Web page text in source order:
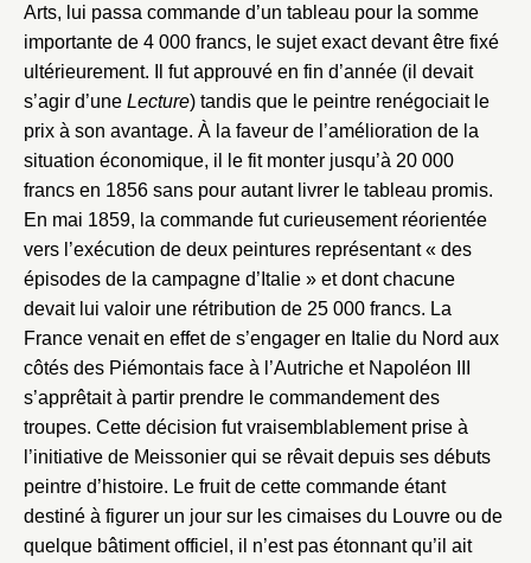
Arts, lui passa commande d’un tableau pour la somme
importante de 4 000 francs, le sujet exact devant être fixé
ultérieurement. Il fut approuvé en fin d’année (il devait
s’agir d’une Lecture) tandis que le peintre renégociait le
prix à son avantage. À la faveur de l’amélioration de la
situation économique, il le fit monter jusqu’à 20 000
francs en 1856 sans pour autant livrer le tableau promis.
En mai 1859, la commande fut curieusement réorientée
vers l’exécution de deux peintures représentant « des
épisodes de la campagne d’Italie » et dont chacune
devait lui valoir une rétribution de 25 000 francs. La
France venait en effet de s’engager en Italie du Nord aux
côtés des Piémontais face à l’Autriche et Napoléon III
s’apprêtait à partir prendre le commandement des
troupes. Cette décision fut vraisemblablement prise à
l’initiative de Meissonier qui se rêvait depuis ses débuts
peintre d’histoire. Le fruit de cette commande étant
destiné à figurer un jour sur les cimaises du Louvre ou de
quelque bâtiment officiel, il n’est pas étonnant qu’il ait